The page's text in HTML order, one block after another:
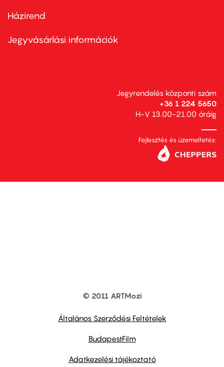
Footer
second
Házirend
Jegyvásárlási információk
Jegyrendelés központi szám
+36 1 224 5650
H-V 13.00-21.00 óráig
Fejlesztés és üzemeltetés:
© 2011 ARTMozi
Általános Szerződési Feltételek
BudapestFilm
Adatkezelési tájékoztató